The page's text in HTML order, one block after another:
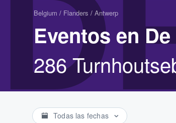
Belgium / Flanders / Antwerp
Eventos en
286
Todas las fechas